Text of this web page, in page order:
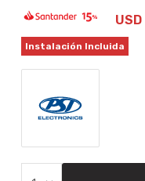
USD
Instalación Incluida